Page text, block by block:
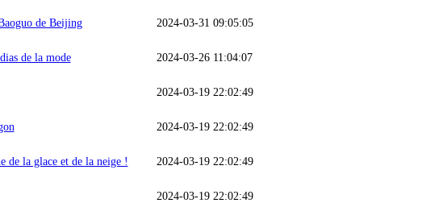
de Beijing 2024-03-31 09:05:05
de la mode 2024-03-26 11:04:07
2024-03-19 22:02:49
2024-03-19 22:02:49
de la glace et de la neige ! 2024-03-19 22:02:49
2024-03-19 22:02:49